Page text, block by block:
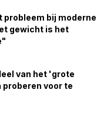
probleem bij moderne
gewicht is het
van het 'grote
voor te